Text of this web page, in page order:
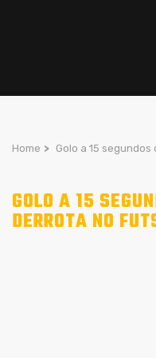
Home > Golo a 15
GOLO A 15
DERROTA NO